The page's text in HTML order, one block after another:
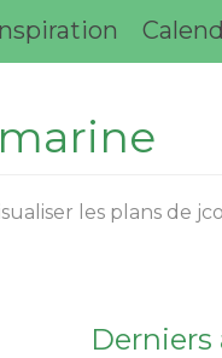
les plans de
Derniers